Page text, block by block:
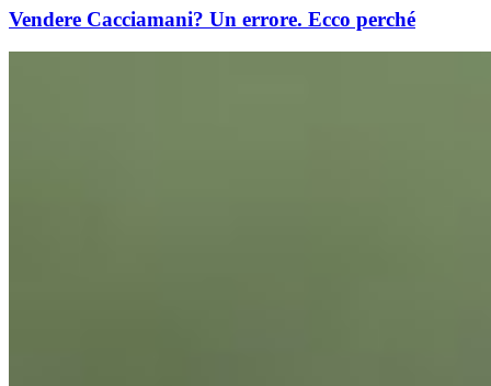
Vendere Cacciamani? Un errore. Ecco perché